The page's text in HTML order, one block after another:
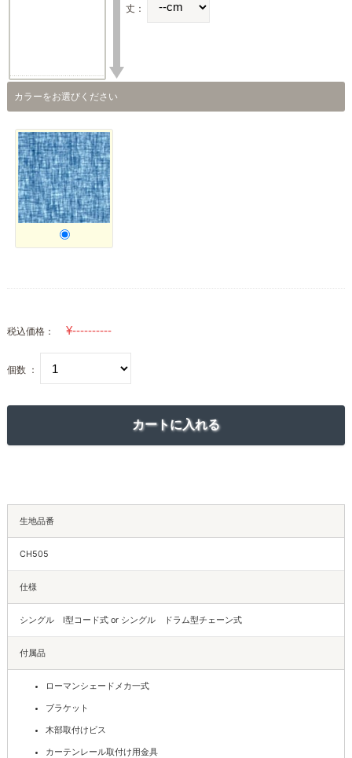
丈：
カラーをお選びください
税込価格：
個数 ：
生地品番
CH505
仕様
シングル I型コード式 or シングル ドラム型チェーン式
付属品
ローマンシェードメカ一式
ブラケット
木部取付けビス
カーテンレール取付け用金具